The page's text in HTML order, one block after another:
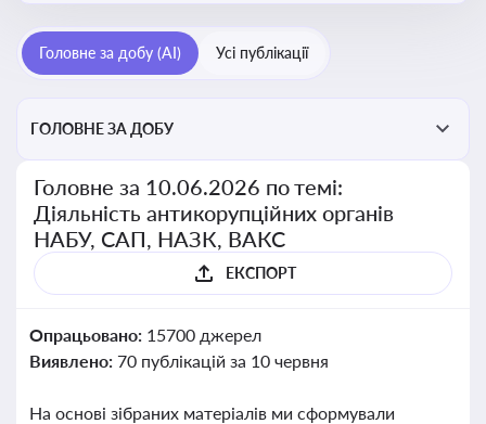
у державному управлінні та бізнесі
Головне за добу (AI) Усі публікації
ГОЛОВНЕ ЗА ДОБУ
Головне за 10.06.2026 по темі:
Діяльність антикорупційних органів
НАБУ, САП, НАЗК, ВАКС
ЕКСПОРТ
Опрацьовано: 15700 джерел
Виявлено: 70 публікацій за 10 червня
На основі зібраних матеріалів ми сформували